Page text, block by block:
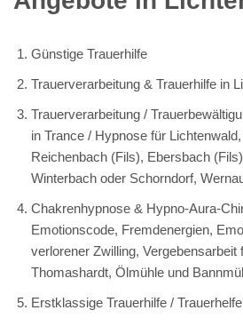
Günstige Trauerhilfe
Trauerverarbeitung & Trauerhilfe in
Trauerverarbeitung /
in Trance / Hypnose für
Reichenbach (Fils), Ebersbach
Winterbach oder Schorndorf,
Chakrenhypnose & Hypno-Aura-
Emotionscode, Fremdenergien,
verlorener Zwilling, Vergebensarbeit
Thomashardt, Ölmühle und
Erstklassige Trauerhilfe /